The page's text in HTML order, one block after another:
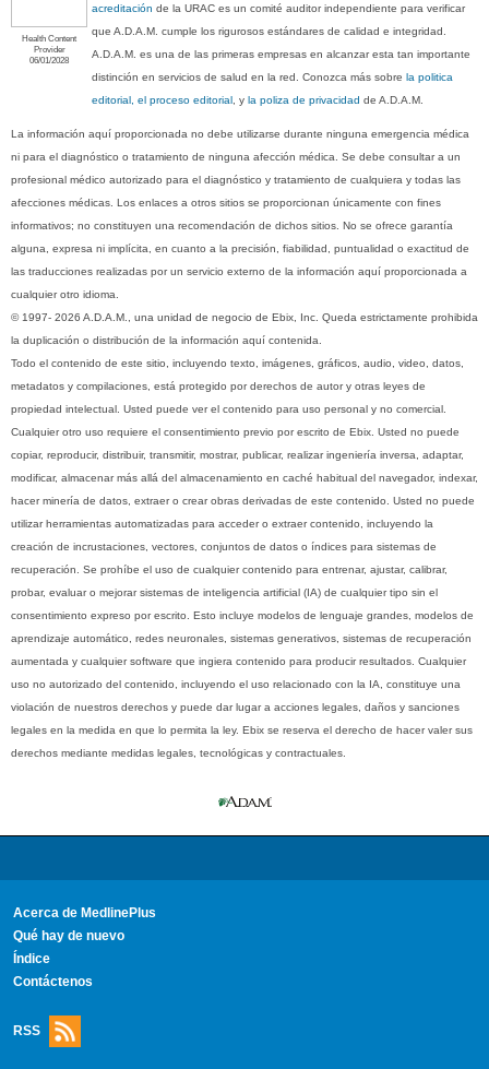
Health Content
Provider
06/01/2028
acreditación de la URAC es un comité auditor independiente para verificar
que A.D.A.M. cumple los rigurosos estándares de calidad e integridad.
A.D.A.M. es una de las primeras empresas en alcanzar esta tan importante
distinción en servicios de salud en la red. Conozca más sobrela politica
editorial, el proceso editorial , yla poliza de privacidad de A.D.A.M.
La información aquí proporcionada no debe utilizarse durante ninguna emergencia médica
ni para el diagnóstico o tratamiento de ninguna afección médica. Se debe consultar a un
profesional médico autorizado para el diagnóstico y tratamiento de cualquiera y todas las
afecciones médicas. Los enlaces a otros sitios se proporcionan únicamente con fines
informativos; no constituyen una recomendación de dichos sitios. No se ofrece garantía
alguna, expresa ni implícita, en cuanto a la precisión, fiabilidad, puntualidad o exactitud de
las traducciones realizadas por un servicio externo de la información aquí proporcionada a
cualquier otro idioma.
© 1997- 2026 A.D.A.M., una unidad de negocio de Ebix, Inc. Queda estrictamente prohibida
la duplicación o distribución de la información aquí contenida.
Todo el contenido de este sitio, incluyendo texto, imágenes, gráficos, audio, video, datos,
metadatos y compilaciones, está protegido por derechos de autor y otras leyes de
propiedad intelectual. Usted puede ver el contenido para uso personal y no comercial.
Cualquier otro uso requiere el consentimiento previo por escrito de Ebix. Usted no puede
copiar, reproducir, distribuir, transmitir, mostrar, publicar, realizar ingeniería inversa, adaptar,
modificar, almacenar más allá del almacenamiento en caché habitual del navegador, indexar,
hacer minería de datos, extraer o crear obras derivadas de este contenido. Usted no puede
utilizar herramientas automatizadas para acceder o extraer contenido, incluyendo la
creación de incrustaciones, vectores, conjuntos de datos o índices para sistemas de
recuperación. Se prohíbe el uso de cualquier contenido para entrenar, ajustar, calibrar,
probar, evaluar o mejorar sistemas de inteligencia artificial (IA) de cualquier tipo sin el
consentimiento expreso por escrito. Esto incluye modelos de lenguaje grandes, modelos de
aprendizaje automático, redes neuronales, sistemas generativos, sistemas de recuperación
aumentada y cualquier software que ingiera contenido para producir resultados. Cualquier
uso no autorizado del contenido, incluyendo el uso relacionado con la IA, constituye una
violación de nuestros derechos y puede dar lugar a acciones legales, daños y sanciones
legales en la medida en que lo permita la ley. Ebix se reserva el derecho de hacer valer sus
derechos mediante medidas legales, tecnológicas y contractuales.
Acerca de MedlinePlus
Qué hay de nuevo
Índice
Contáctenos
RSS